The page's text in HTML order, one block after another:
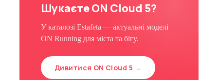
Шукаєте ON Cloud 5?
У каталозі Estafeta — актуальні моделі
ON Running для міста та бігу.
Дивитися ON Cloud 5 →